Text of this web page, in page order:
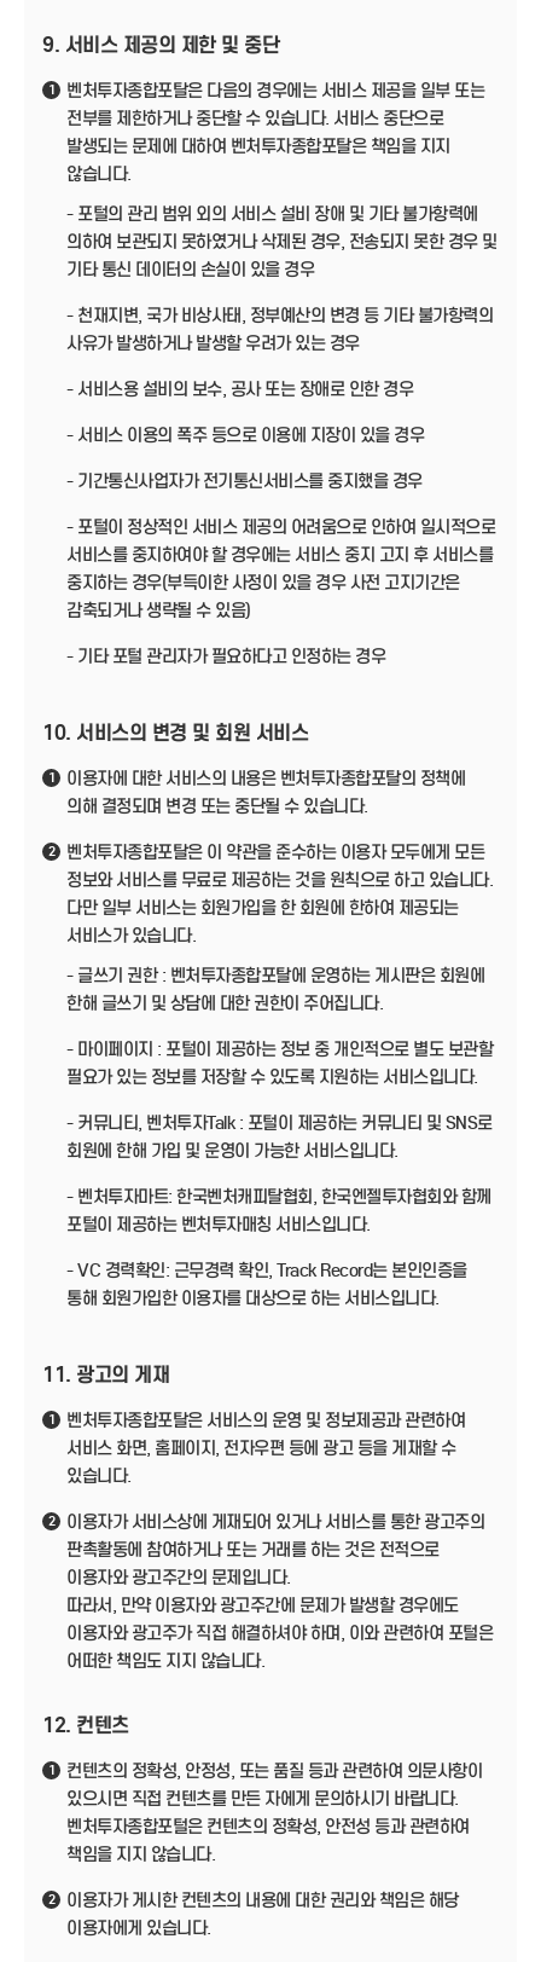
9. 서비스 제공의 제한 및 중단
1
벤처투자종합포탈은 다음의 경우에는 서비스 제공을 일부 또는
전부를 제한하거나 중단할 수 있습니다. 서비스 중단으로
발생되는 문제에 대하여 벤처투자종합포탈은 책임을 지지
않습니다.
- 포털의 관리 범위 외의 서비스 설비 장애 및 기타 불가항력에
의하여 보관되지 못하였거나 삭제된 경우, 전송되지 못한 경우 및
기타 통신 데이터의 손실이 있을 경우
- 천재지변, 국가 비상사태, 정부예산의 변경 등 기타 불가항력의
사유가 발생하거나 발생할 우려가 있는 경우
- 서비스용 설비의 보수, 공사 또는 장애로 인한 경우
- 서비스 이용의 폭주 등으로 이용에 지장이 있을 경우
- 기간통신사업자가 전기통신서비스를 중지했을 경우
- 포털이 정상적인 서비스 제공의 어려움으로 인하여 일시적으로
서비스를 중지하여야 할 경우에는 서비스 중지 고지 후 서비스를
중지하는 경우(부득이한 사정이 있을 경우 사전 고지기간은
감축되거나 생략될 수 있음)
- 기타 포털 관리자가 필요하다고 인정하는 경우
10. 서비스의 변경 및 회원 서비스
1
이용자에 대한 서비스의 내용은 벤처투자종합포탈의 정책에
의해 결정되며 변경 또는 중단될 수 있습니다.
2
벤처투자종합포탈은 이 약관을 준수하는 이용자 모두에게 모든
정보와 서비스를 무료로 제공하는 것을 원칙으로 하고 있습니다.
다만 일부 서비스는 회원가입을 한 회원에 한하여 제공되는
서비스가 있습니다.
- 글쓰기 권한 : 벤처투자종합포탈에 운영하는 게시판은 회원에
한해 글쓰기 및 상담에 대한 권한이 주어집니다.
- 마이페이지 : 포털이 제공하는 정보 중 개인적으로 별도 보관할
필요가 있는 정보를 저장할 수 있도록 지원하는 서비스입니다.
- 커뮤니티, 벤처투자Talk : 포털이 제공하는 커뮤니티 및 SNS로
회원에 한해 가입 및 운영이 가능한 서비스입니다.
- 벤처투자마트: 한국벤처캐피탈협회, 한국엔젤투자협회와 함께
포털이 제공하는 벤처투자매칭 서비스입니다.
- VC 경력확인: 근무경력 확인, Track Record는 본인인증을
통해 회원가입한 이용자를 대상으로 하는 서비스입니다.
11. 광고의 게재
1
벤처투자종합포탈은 서비스의 운영 및 정보제공과 관련하여
서비스 화면, 홈페이지, 전자우편 등에 광고 등을 게재할 수
있습니다.
2
이용자가 서비스상에 게재되어 있거나 서비스를 통한 광고주의
판촉활동에 참여하거나 또는 거래를 하는 것은 전적으로
이용자와 광고주간의 문제입니다.
따라서, 만약 이용자와 광고주간에 문제가 발생할 경우에도
이용자와 광고주가 직접 해결하셔야 하며, 이와 관련하여 포털은
어떠한 책임도 지지 않습니다.
12. 컨텐츠
1
컨텐츠의 정확성, 안정성, 또는 품질 등과 관련하여 의문사항이
있으시면 직접 컨텐츠를 만든 자에게 문의하시기 바랍니다.
벤처투자종합포털은 컨텐츠의 정확성, 안전성 등과 관련하여
책임을 지지 않습니다.
2
이용자가 게시한 컨텐츠의 내용에 대한 권리와 책임은 해당
이용자에게 있습니다.